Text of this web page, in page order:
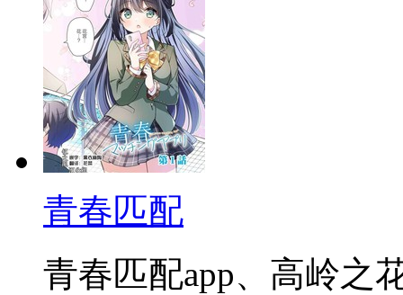
青春匹配
青春匹配app、高岭之